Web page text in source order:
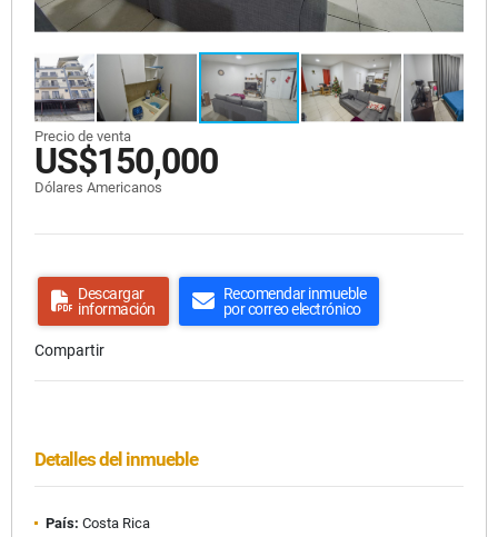
Precio de venta
US$150,000
Dólares Americanos
Descargar
información
Recomendar inmueble
por correo electrónico
Compartir
Detalles del inmueble
País: Costa Rica